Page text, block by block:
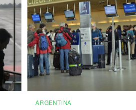
ARGENTINA